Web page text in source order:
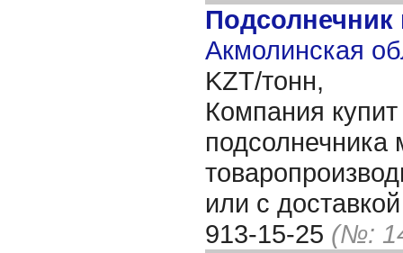
Акмолинская
KZT/тонн,
Компания
подсолнечника
или с
913-15-25 (№: